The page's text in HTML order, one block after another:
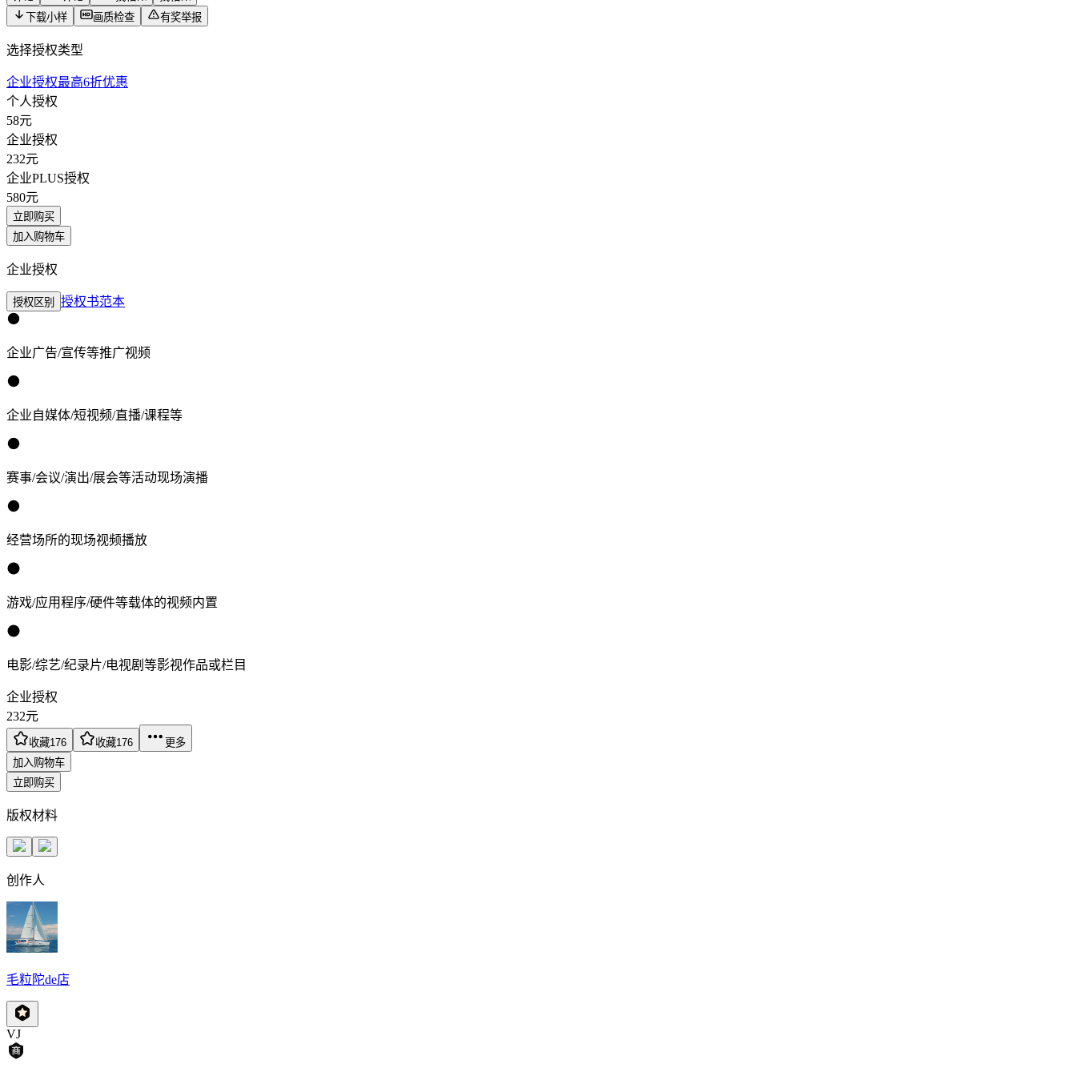
下载小样
画质检查 有奖举报
选择授权类型
企业授权最高6折优惠
个人授权
58元
企业授权
232元
企业PLUS授权
580元
立即购买
加入购物车
企业授权
授权区别 授权书范本
企业广告/宣传等推广视频
企业自媒体/短视频/直播/课程等
赛事/会议/演出/展会等活动现场演播
经营场所的现场视频播放
游戏/应用程序/硬件等载体的视频内置
电影/综艺/纪录片/电视剧等影视作品或栏目
企业授权
232元
收藏176 收藏176
更多
加入购物车
立即购买
版权材料
创作人
毛粒陀de店
VJ